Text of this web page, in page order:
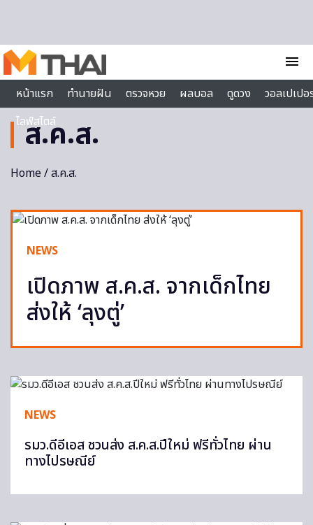
menu
หน้าแรก
ทำนายฝัน ตรวจหวย ผลบอล ดูดวง
วอลเปเป
ไลฟ์สไตล์
ส.ค.ส.
Home/ ส.ค.ส.
NEWS
เปิดภาพ ส.ค.ส. จากเด็กไทย
ส่งให้ ‘ลุงตู่’
NEWS
รมว.ดีอีเอส ชวนส่ง ส.ค.ส.ปีใหม่ ฟรีทั่วไทย ผ่าน
ทางไปรษณีย์